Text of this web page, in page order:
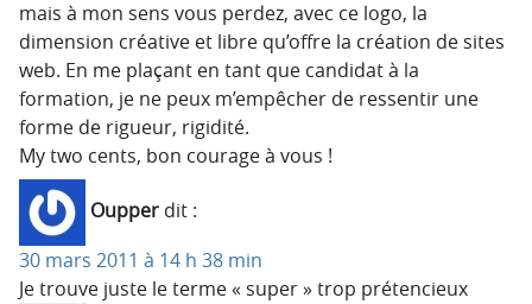
mais à mon sens vous perdez, avec ce logo, la
dimension créative et libre qu’offre la création de sites
web. En me plaçant en tant que candidat à la
formation, je ne peux m’empêcher de ressentir une
forme de rigueur, rigidité.
My two cents, bon courage à vous !
Oupper dit :
30 mars 2011 à 14 h 38 min
Je trouve juste le terme « super » trop prétencieux